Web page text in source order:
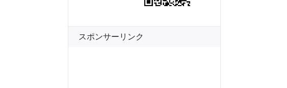
スポンサーリンク